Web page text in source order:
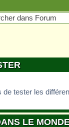
de tester les
LE